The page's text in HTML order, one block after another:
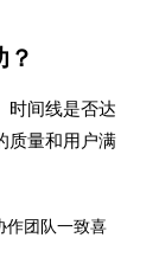
？
时间线是否达
质量和用户满
作团队一致喜